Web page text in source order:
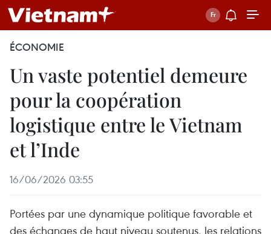
ÉCONOMIE
Un vaste potentiel demeure
pour la coopération
logistique entre le Vietnam
et l’Inde
16/06/2026 03:55
Portées par une dynamique politique favorable et
des échanges de haut niveau soutenus, les relations